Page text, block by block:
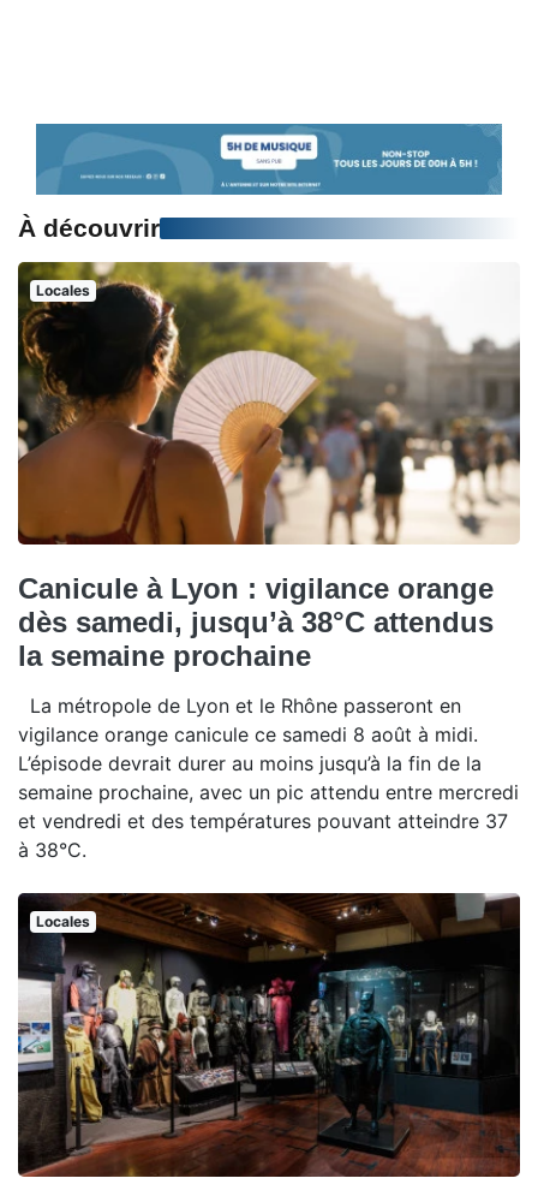
À découvrir
Locales
Canicule à Lyon : vigilance orange
dès samedi, jusqu’à 38°C attendus
la semaine prochaine
La métropole de Lyon et le Rhône passeront en
vigilance orange canicule ce samedi 8 août à midi.
L’épisode devrait durer au moins jusqu’à la fin de la
semaine prochaine, avec un pic attendu entre mercredi
et vendredi et des températures pouvant atteindre 37
à 38°C.
Locales